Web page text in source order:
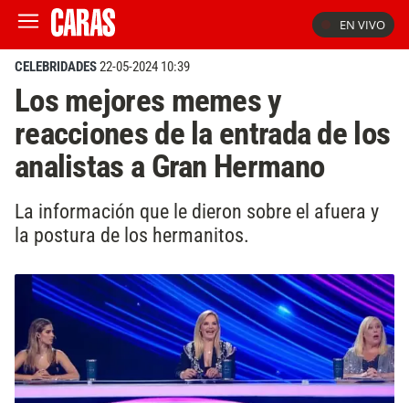
EN VIVO
CELEBRIDADES22-05-2024 10:39
Los mejores memes y
reacciones de la entrada de los
analistas a Gran Hermano
La información que le dieron sobre el afuera y
la postura de los hermanitos.